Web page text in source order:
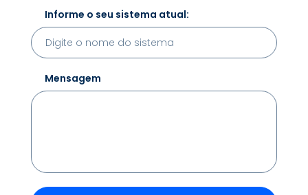
Informe o seu sistema atual:
Mensagem